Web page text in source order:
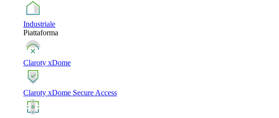
Industriale
Piattaforma
Claroty xDome
Claroty xDome Secure Access